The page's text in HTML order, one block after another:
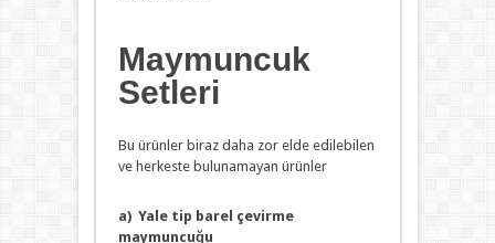
Maymuncuk
Setleri
Bu ürünler biraz daha zor elde edilebilen
ve herkeste bulunamayan ürünler
a) Yale tip barel çevirme
maymuncuğu